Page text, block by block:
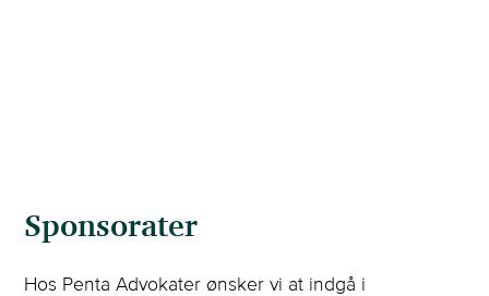
Sponsorater
Hos Penta Advokater ønsker vi at indgå i